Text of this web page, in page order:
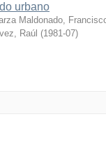
urbano
Maldonado,
Raúl (1981-07)